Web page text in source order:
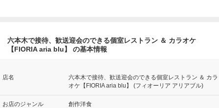
六本木で接待、歓送迎会のできる個室レストラン ＆ カラオケ
【FIORIA aria blu】 の基本情報
店名
六本木で接待、歓送迎会のできる個室レストラン ＆ カラ
オケ【FIORIA aria blu】 (フィオーリア アリアブル)
お店のジャンル 創作洋食